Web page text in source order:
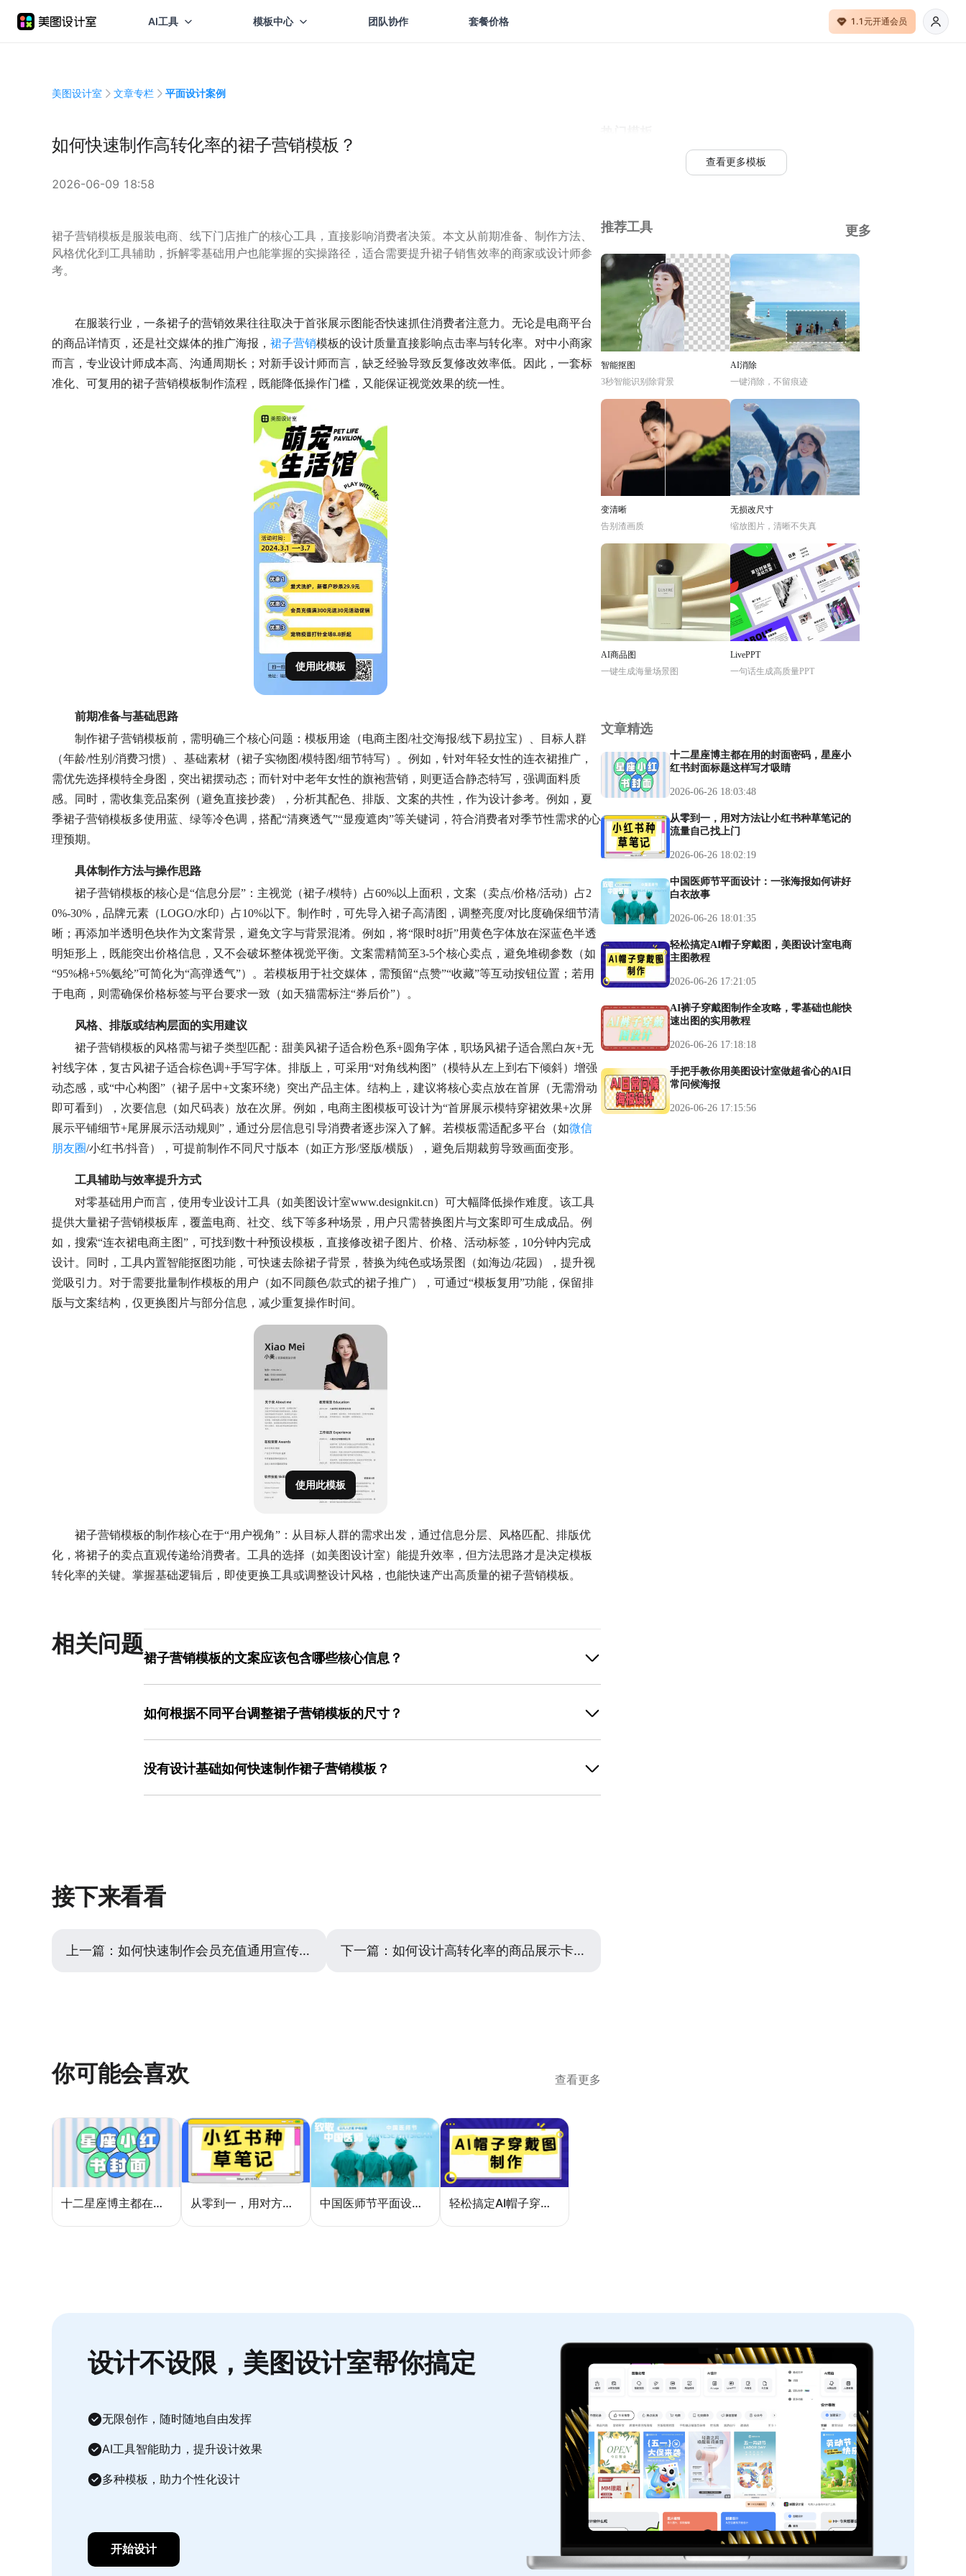
AI工具 模板中心 团队协作 套餐价格 1.1元开通会员
美图设计室 文章专栏 平面设计案例
如何快速制作高转化率的裙子营销模板？
2026-06-09 18:58
裙子营销模板是服装电商、线下门店推广的核心工具，直接影响消费者决策。本文从前期准备、制作方法、
风格优化到工具辅助，拆解零基础用户也能掌握的实操路径，适合需要提升裙子销售效率的商家或设计师参
考。
在服装行业，一条裙子的营销效果往往取决于首张展示图能否快速抓住消费者注意力。无论是电商平台
的商品详情页，还是社交媒体的推广海报， 裙子营销模板的设计质量直接影响点击率与转化率。对中小商家
而言，专业设计师成本高、沟通周期长；对新手设计师而言，缺乏经验导致反复修改效率低。因此，一套标
准化、可复用的裙子营销模板制作流程，既能降低操作门槛，又能保证视觉效果的统一性。
使用此模板
前期准备与基础思路
制作裙子营销模板前，需明确三个核心问题：模板用途（电商主图/社交海报/线下易拉宝）、目标人群
（年龄/性别/消费习惯）、基础素材（裙子实物图/模特图/细节特写）。例如，针对年轻女性的连衣裙推广，
需优先选择模特全身图，突出裙摆动态；而针对中老年女性的旗袍营销，则更适合静态特写，强调面料质
感。同时，需收集竞品案例（避免直接抄袭），分析其配色、排版、文案的共性，作为设计参考。例如，夏
季裙子营销模板多使用蓝、绿等冷色调，搭配“清爽透气”“显瘦遮肉”等关键词，符合消费者对季节性需求的心
理预期。
具体制作方法与操作思路
裙子营销模板的核心是“信息分层”：主视觉（裙子/模特）占60%以上面积，文案（卖点/价格/活动）占2
0%-30%，品牌元素（LOGO/水印）占10%以下。制作时，可先导入裙子高清图，调整亮度/对比度确保细节清
晰；再添加半透明色块作为文案背景，避免文字与背景混淆。例如，将“限时8折”用黄色字体放在深蓝色半透
明矩形上，既能突出价格信息，又不会破坏整体视觉平衡。文案需精简至3-5个核心卖点，避免堆砌参数（如
“95%棉+5%氨纶”可简化为“高弹透气”）。若模板用于社交媒体，需预留“点赞”“收藏”等互动按钮位置；若用
于电商，则需确保价格标签与平台要求一致（如天猫需标注“券后价”）。
风格、排版或结构层面的实用建议
裙子营销模板的风格需与裙子类型匹配：甜美风裙子适合粉色系+圆角字体，职场风裙子适合黑白灰+无
衬线字体，复古风裙子适合棕色调+手写字体。排版上，可采用“对角线构图”（模特从左上到右下倾斜）增强
动态感，或“中心构图”（裙子居中+文案环绕）突出产品主体。结构上，建议将核心卖点放在首屏（无需滑动
即可看到），次要信息（如尺码表）放在次屏。例如，电商主图模板可设计为“首屏展示模特穿裙效果+次屏
展示平铺细节+尾屏展示活动规则”，通过分层信息引导消费者逐步深入了解。若模板需适配多平台（如微信
朋友圈/小红书/抖音），可提前制作不同尺寸版本（如正方形/竖版/横版），避免后期裁剪导致画面变形。
工具辅助与效率提升方式
对零基础用户而言，使用专业设计工具（如美图设计室www.designkit.cn）可大幅降低操作难度。该工具
提供大量裙子营销模板库，覆盖电商、社交、线下等多种场景，用户只需替换图片与文案即可生成成品。例
如，搜索“连衣裙电商主图”，可找到数十种预设模板，直接修改裙子图片、价格、活动标签，10分钟内完成
设计。同时，工具内置智能抠图功能，可快速去除裙子背景，替换为纯色或场景图（如海边/花园），提升视
觉吸引力。对于需要批量制作模板的用户（如不同颜色/款式的裙子推广），可通过“模板复用”功能，保留排
版与文案结构，仅更换图片与部分信息，减少重复操作时间。
使用此模板
裙子营销模板的制作核心在于“用户视角”：从目标人群的需求出发，通过信息分层、风格匹配、排版优
化，将裙子的卖点直观传递给消费者。工具的选择（如美图设计室）能提升效率，但方法思路才是决定模板
转化率的关键。掌握基础逻辑后，即使更换工具或调整设计风格，也能快速产出高质量的裙子营销模板。
相关问题
裙子营销模板的文案应该包含哪些核心信息？
与活动信息（如“限时8折”“满200减30”）需用醒目字体单独展示，品牌LOGO与 售后保障 （如“
如何根据不同平台调整裙子营销模板的尺寸？
率）。制作裙子营销模板时，可先确定主要投放平台，在美图设计室中选择对应尺寸的模板（如
没有设计基础如何快速制作裙子营销模板？
接下来看看
上一篇： 如何快速制作会员充值通用宣传模板？实用指南来了 下一篇： 如何设计高转化率的商品展示卡片？实用技巧全解析
你可能会喜欢 查看更多
十二星座博主都在用的封面密码，星座小红书封面标题这样写才吸睛 从零到一，用对方法让小红书种草笔记的流量自己找上门 中国医师节平面设计：一张海报如何讲好白衣故事 轻松搞定AI帽子穿戴图，美图设计室电商主图教程
查看更多模板
推荐工具 更多
智能抠图
3秒智能识别除背景
AI消除
一键消除，不留痕迹
变清晰
告别渣画质
无损改尺寸
缩放图片，清晰不失真
AI商品图
一键生成海量场景图
LivePPT
一句话生成高质量PPT
文章精选
十二星座博主都在用的封面密码，星座小
红书封面标题这样写才吸睛
2026-06-26 18:03:48
从零到一，用对方法让小红书种草笔记的
流量自己找上门
2026-06-26 18:02:19
中国医师节平面设计：一张海报如何讲好
白衣故事
2026-06-26 18:01:35
轻松搞定AI帽子穿戴图，美图设计室电商
主图教程
2026-06-26 17:21:05
AI裤子穿戴图制作全攻略，零基础也能快
速出图的实用教程
2026-06-26 17:18:18
手把手教你用美图设计室做超省心的AI日
常问候海报
2026-06-26 17:15:56
设计不设限，美图设计室帮你搞定
无限创作，随时随地自由发挥
AI工具智能助力，提升设计效果
多种模板，助力个性化设计
开始设计